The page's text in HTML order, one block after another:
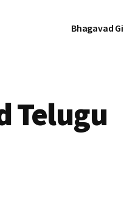
Bhagavad
Telugu